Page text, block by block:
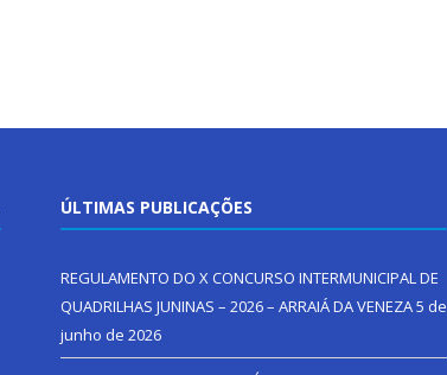
ÚLTIMAS PUBLICAÇÕES
REGULAMENTO DO X CONCURSO INTERMUNICIPAL DE
QUADRILHAS JUNINAS – 2026 – ARRAIÁ DA VENEZA5 de
junho de 2026